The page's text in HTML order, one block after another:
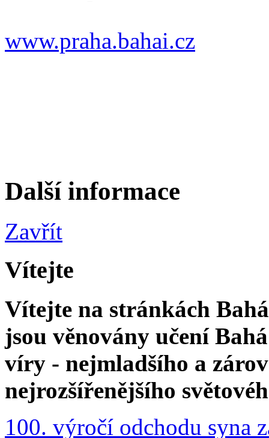
www.praha.bahai.cz
Další informace
Zavřít
Vítejte
Vítejte na stránkách
jsou věnovány učení
víry - nejmladšího a
nejrozšířenějšího
100. výročí odchodu syna